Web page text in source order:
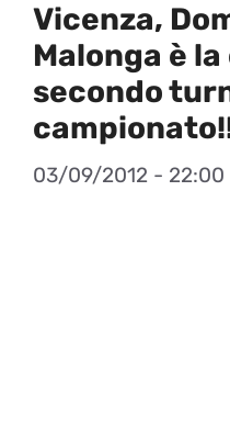
Vicenza,
Malonga è
secondo
03/09/2012 - 22:00